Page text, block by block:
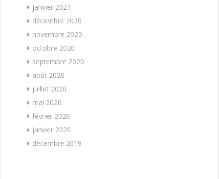
janvier 2021
décembre 2020
novembre 2020
octobre 2020
septembre 2020
août 2020
juillet 2020
mai 2020
février 2020
janvier 2020
décembre 2019